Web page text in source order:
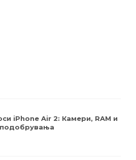
iPhone Air 2: Камери, RAM и